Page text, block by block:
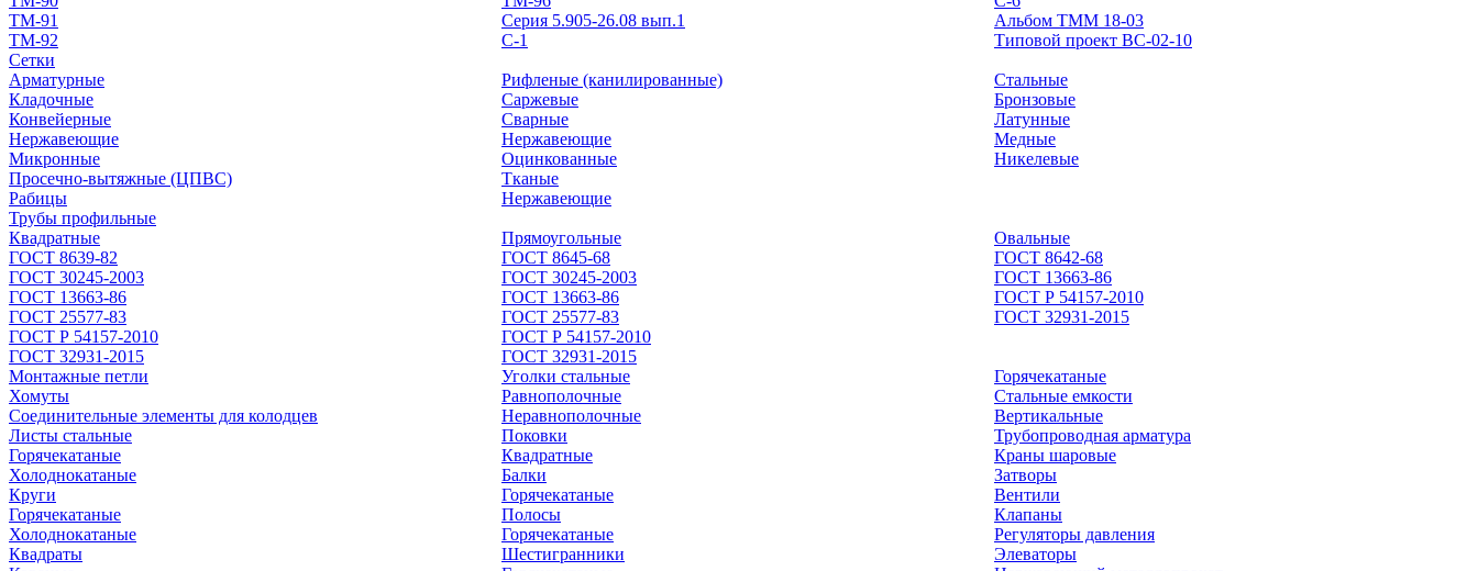
ТМ-91
ТМ-92
Серия 5.905-26.08 вып.1
С-1
Альбом ТММ 18-03
Типовой проект ВС-02-10
Сетки
Арматурные
Кладочные
Конвейерные
Нержавеющие
Микронные
Просечно-вытяжные (ЦПВС)
Рабицы
Рифленые (канилированные)
Саржевые
Сварные
Нержавеющие
Оцинкованные
Тканые
Нержавеющие
Стальные
Бронзовые
Латунные
Медные
Никелевые
Трубы профильные
Квадратные
ГОСТ 8639-82
ГОСТ 30245-2003
ГОСТ 13663-86
ГОСТ 25577-83
ГОСТ Р 54157-2010
ГОСТ 32931-2015
Прямоугольные
ГОСТ 8645-68
ГОСТ 30245-2003
ГОСТ 13663-86
ГОСТ 25577-83
ГОСТ Р 54157-2010
ГОСТ 32931-2015
Овальные
ГОСТ 8642-68
ГОСТ 13663-86
ГОСТ Р 54157-2010
ГОСТ 32931-2015
Монтажные петли
Хомуты
Соединительные элементы для колодцев
Листы стальные
Горячекатаные
Холоднокатаные
Круги
Горячекатаные
Холоднокатаные
Квадраты
Уголки стальные
Равнополочные
Неравнополочные
Поковки
Квадратные
Балки
Горячекатаные
Полосы
Горячекатаные
Шестигранники
Горячекатаные
Стальные емкости
Вертикальные
Трубопроводная арматура
Краны шаровые
Затворы
Вентили
Клапаны
Регуляторы давления
Элеваторы